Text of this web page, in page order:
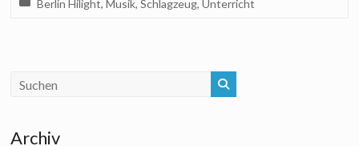
Berlin Hilight,Musik,Schlagzeug,Unterricht
Archiv